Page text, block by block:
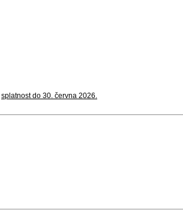
splatnost do 30. června 2026.